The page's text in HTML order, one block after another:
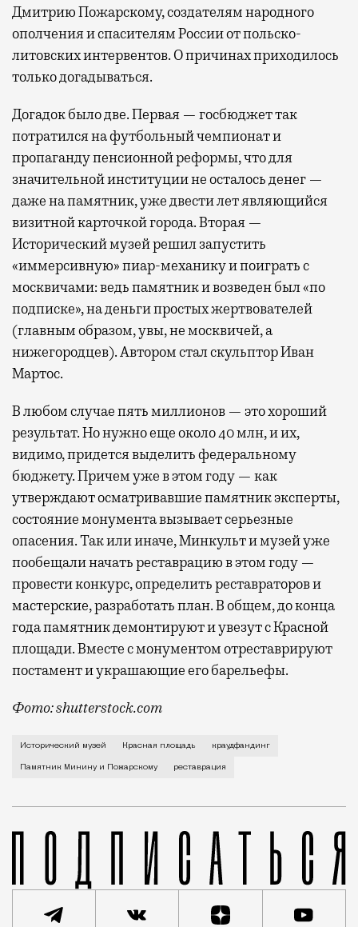
Дмитрию Пожарскому, создателям народного
ополчения и спасителям России от польско-
литовских интервентов. О причинах приходилось
только догадываться.
Догадок было две. Первая — госбюджет так
потратился на футбольный чемпионат и
пропаганду пенсионной реформы, что для
значительной институции не осталось денег —
даже на памятник, уже двести лет являющийся
визитной карточкой города. Вторая —
Исторический музей решил запустить
«иммерсивную» пиар-механику и поиграть с
москвичами: ведь памятник и возведен был «по
подписке», на деньги простых жертвователей
(главным образом, увы, не москвичей, а
нижегородцев). Автором стал скульптор Иван
Мартос.
В любом случае пять миллионов — это хороший
результат. Но нужно еще около 40 млн, и их,
видимо, придется выделить федеральному
бюджету. Причем уже в этом году — как
утверждают осматривавшие памятник эксперты,
состояние монумента вызывает серьезные
опасения. Так или иначе, Минкульт и музей уже
пообещали начать реставрацию в этом году —
провести конкурс, определить реставраторов и
мастерские, разработать план. В общем, до конца
года памятник демонтируют и увезут с Красной
площади. Вместе с монументом отреставрируют
постамент и украшающие его барельефы.
Фото: shutterstock.com
Нужно еще сорок. Причем довольно быстро, до
Исторический музей Красная площадь краудфандинг
Памятник Минину и Пожарскому реставрация